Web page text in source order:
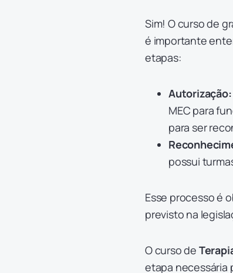
Sim! O curso de
é importante
etapas:
Autorização:
MEC para
para ser
possui
Esse processo é
previsto na
O curso de
etapa necessária